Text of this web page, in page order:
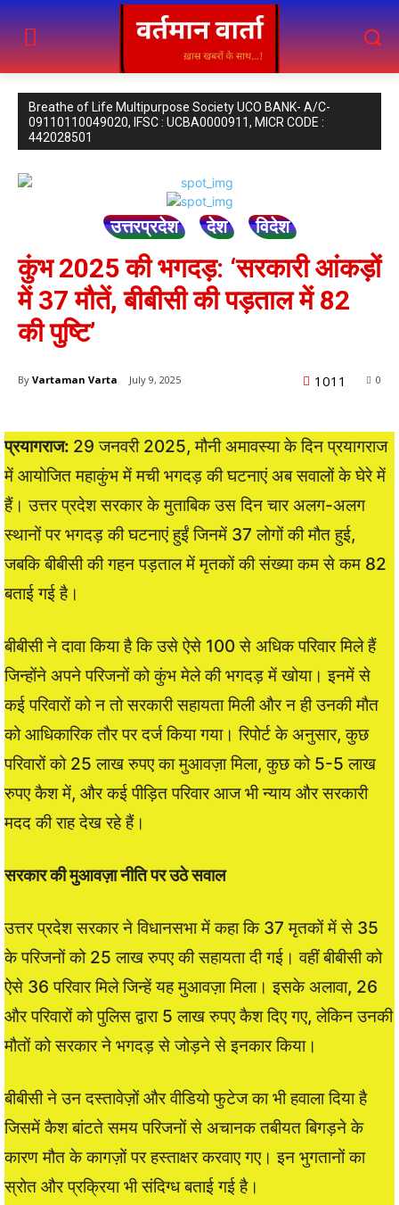
Breathe of Life Multipurpose Society UCO BANK- A/C-
09110110049020, IFSC : UCBA0000911, MICR CODE :
442028501
उत्तरप्रदेश देश विदेश
कुंभ 2025 की भगदड़: ‘सरकारी आंकड़ों
में 37 मौतें, बीबीसी की पड़ताल में 82
की पुष्टि’
By Vartaman Varta July 9, 2025 0
1011
प्रयागराज: 29 जनवरी 2025, मौनी अमावस्या के दिन प्रयागराज
में आयोजित महाकुंभ में मची भगदड़ की घटनाएं अब सवालों के घेरे में
हैं। उत्तर प्रदेश सरकार के मुताबिक उस दिन चार अलग-अलग
स्थानों पर भगदड़ की घटनाएं हुईं जिनमें 37 लोगों की मौत हुई,
जबकि बीबीसी की गहन पड़ताल में मृतकों की संख्या कम से कम 82
बताई गई है।
बीबीसी ने दावा किया है कि उसे ऐसे 100 से अधिक परिवार मिले हैं
जिन्होंने अपने परिजनों को कुंभ मेले की भगदड़ में खोया। इनमें से
कई परिवारों को न तो सरकारी सहायता मिली और न ही उनकी मौत
को आधिकारिक तौर पर दर्ज किया गया। रिपोर्ट के अनुसार, कुछ
परिवारों को 25 लाख रुपए का मुआवज़ा मिला, कुछ को 5-5 लाख
रुपए कैश में, और कई पीड़ित परिवार आज भी न्याय और सरकारी
मदद की राह देख रहे हैं।
सरकार की मुआवज़ा नीति पर उठे सवाल
उत्तर प्रदेश सरकार ने विधानसभा में कहा कि 37 मृतकों में से 35
के परिजनों को 25 लाख रुपए की सहायता दी गई। वहीं बीबीसी को
ऐसे 36 परिवार मिले जिन्हें यह मुआवज़ा मिला। इसके अलावा, 26
और परिवारों को पुलिस द्वारा 5 लाख रुपए कैश दिए गए, लेकिन उनकी
मौतों को सरकार ने भगदड़ से जोड़ने से इनकार किया।
बीबीसी ने उन दस्तावेज़ों और वीडियो फुटेज का भी हवाला दिया है
जिसमें कैश बांटते समय परिजनों से अचानक तबीयत बिगड़ने के
कारण मौत के कागज़ों पर हस्ताक्षर करवाए गए। इन भुगतानों का
स्रोत और प्रक्रिया भी संदिग्ध बताई गई है।